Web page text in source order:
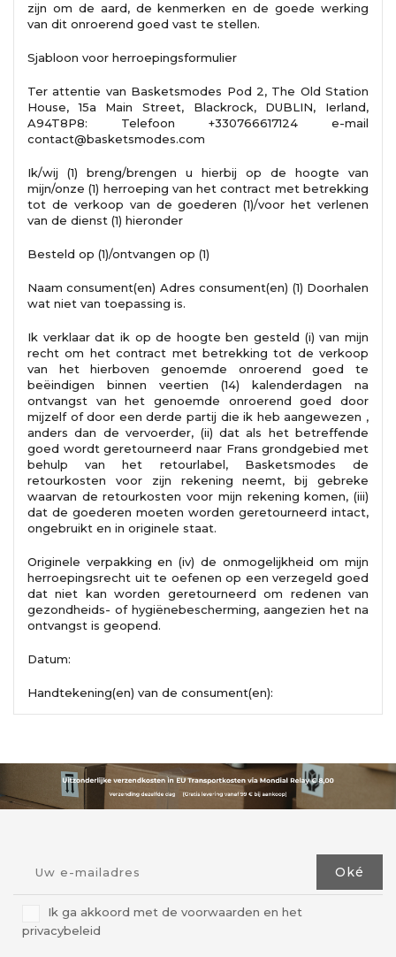
zijn om de aard, de kenmerken en de goede werking
van dit onroerend goed vast te stellen.
Sjabloon voor herroepingsformulier
Ter attentie van Basketsmodes Pod 2, The Old Station
House, 15a Main Street, Blackrock, DUBLIN, Ierland,
A94T8P8: Telefoon +330766617124 e-mail
contact@basketsmodes.com
Ik/wij (1) breng/brengen u hierbij op de hoogte van
mijn/onze (1) herroeping van het contract met betrekking
tot de verkoop van de goederen (1)/voor het verlenen
van de dienst (1) hieronder
Besteld op (1)/ontvangen op (1)
Naam consument(en) Adres consument(en) (1) Doorhalen
wat niet van toepassing is.
Ik verklaar dat ik op de hoogte ben gesteld (i) van mijn
recht om het contract met betrekking tot de verkoop
van het hierboven genoemde onroerend goed te
beëindigen binnen veertien (14) kalenderdagen na
ontvangst van het genoemde onroerend goed door
mijzelf of door een derde partij die ik heb aangewezen ,
anders dan de vervoerder, (ii) dat als het betreffende
goed wordt geretourneerd naar Frans grondgebied met
behulp van het retourlabel, Basketsmodes de
retourkosten voor zijn rekening neemt, bij gebreke
waarvan de retourkosten voor mijn rekening komen, (iii)
dat de goederen moeten worden geretourneerd intact,
ongebruikt en in originele staat.
Originele verpakking en (iv) de onmogelijkheid om mijn
herroepingsrecht uit te oefenen op een verzegeld goed
dat niet kan worden geretourneerd om redenen van
gezondheids- of hygiënebescherming, aangezien het na
ontvangst is geopend.
Datum:
Handtekening(en) van de consument(en):
Ik ga akkoord met de voorwaarden en het
privacybeleid